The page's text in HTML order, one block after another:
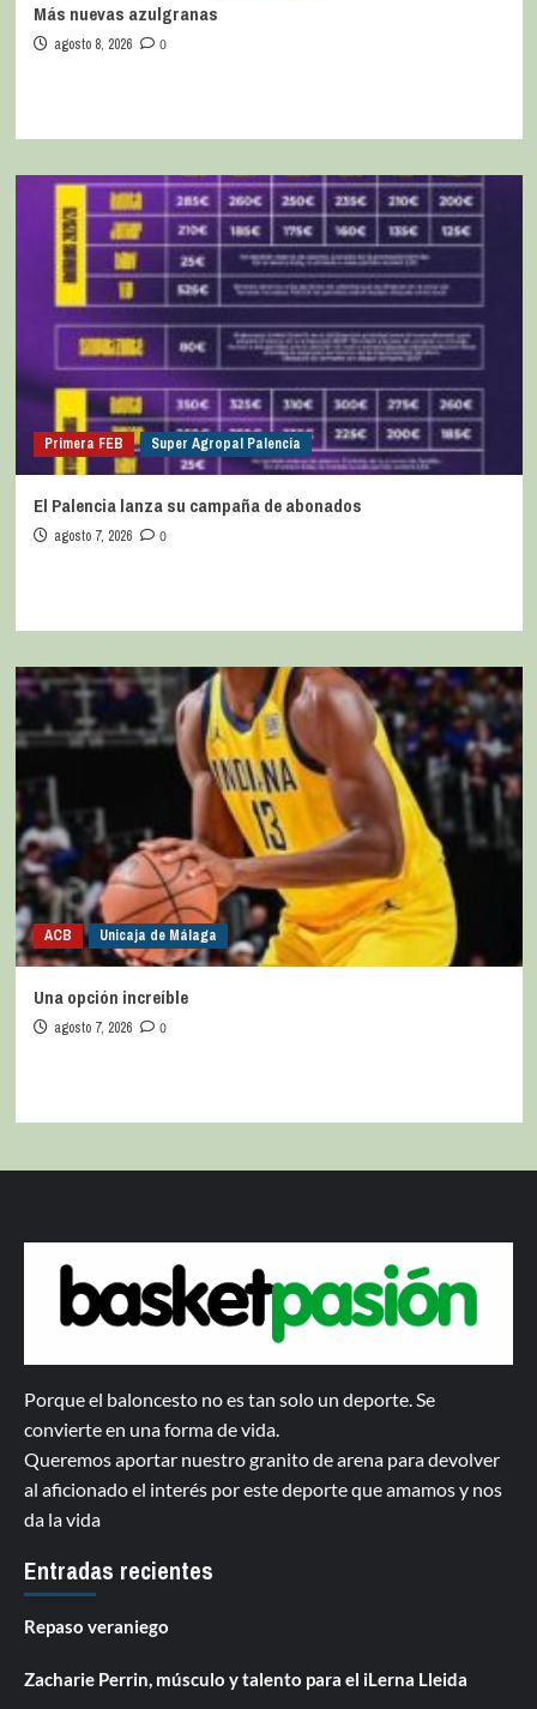
Más nuevas azulgranas
agosto 8, 2026 0
Primera FEB Super Agropal Palencia
El Palencia lanza su campaña de abonados
agosto 7, 2026 0
ACB Unicaja de Málaga
Una opción increíble
agosto 7, 2026 0
Porque el baloncesto no es tan solo un deporte. Se
convierte en una forma de vida.
Queremos aportar nuestro granito de arena para devolver
al aficionado el interés por este deporte que amamos y nos
da la vida
Entradas recientes
Repaso veraniego
Zacharie Perrin, músculo y talento para el iLerna Lleida